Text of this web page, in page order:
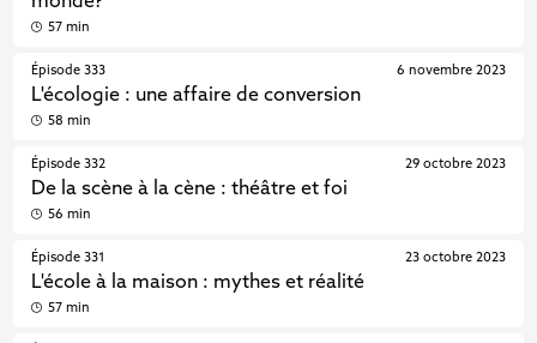
57 min
Épisode 333
L'écologie : une affaire de conversion
6 novembre 2023
58 min
Épisode 332
De la scène à la cène : théâtre et foi
29 octobre 2023
56 min
Épisode 331
L'école à la maison : mythes et réalité
23 octobre 2023
57 min